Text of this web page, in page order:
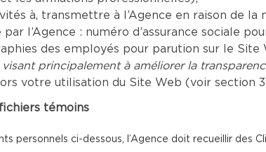
à, transmettre à l’Agence en raison de
l’Agence : numéro d’assurance sociale
des employés pour parution sur le Site
visant principalement à améliorer la
votre utilisation du Site Web (voir section
témoins
personnels ci-dessous, l’Agence doit recueillir des